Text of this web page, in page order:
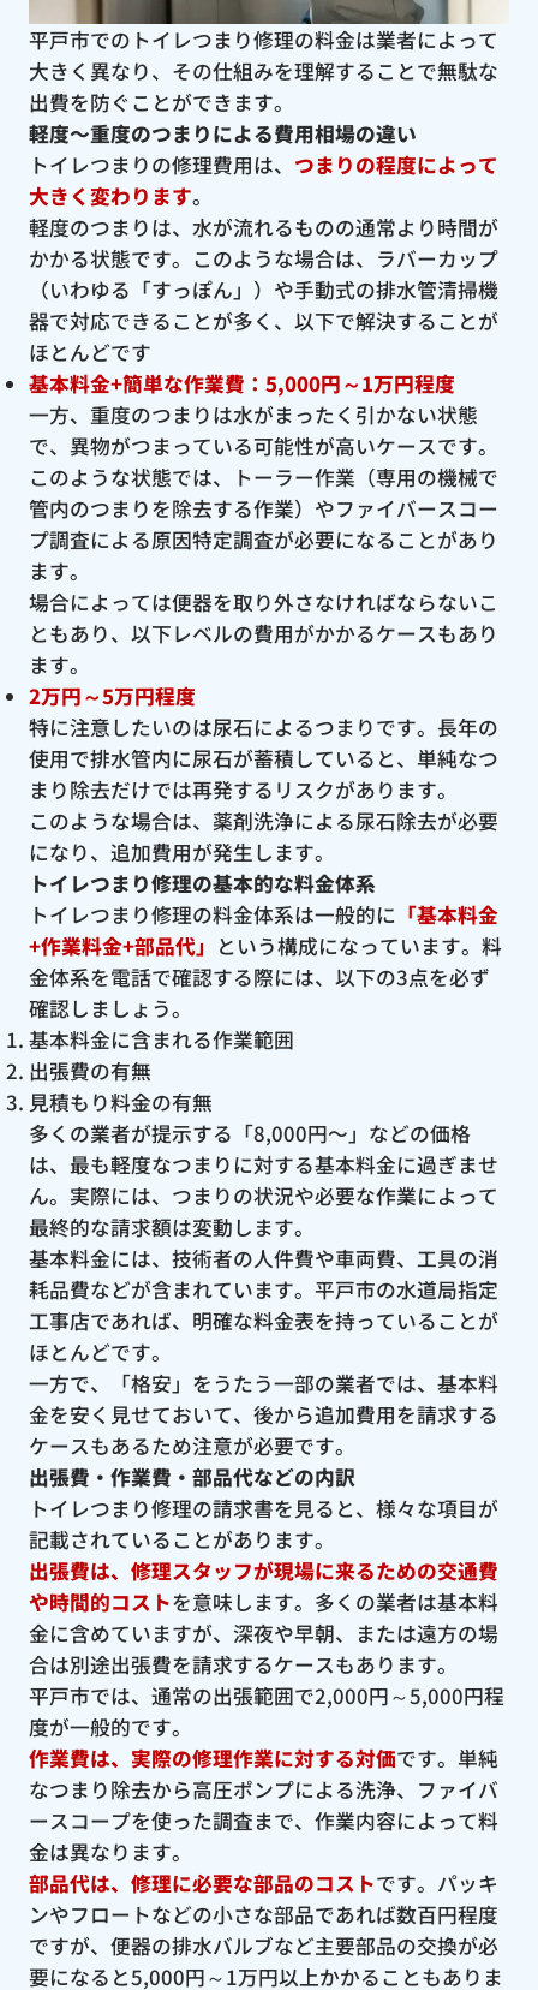
平戸市でのトイレつまり修理の料金は業者によって
大きく異なり、その仕組みを理解することで無駄な
出費を防ぐことができます。
軽度〜重度のつまりによる費用相場の違い
トイレつまりの修理費用は、 つまりの程度によって
大きく変わります。
軽度のつまりは、水が流れるものの通常より時間が
かかる状態です。このような場合は、ラバーカップ
（いわゆる「すっぽん」）や手動式の排水管清掃機
器で対応できることが多く、以下で解決することが
ほとんどです
基本料金+簡単な作業費：5,000円～1万円程度
一方、重度のつまりは水がまったく引かない状態
で、異物がつまっている可能性が高いケースです。
このような状態では、トーラー作業（専用の機械で
管内のつまりを除去する作業）やファイバースコー
プ調査による原因特定調査が必要になることがあり
ます。
場合によっては便器を取り外さなければならないこ
ともあり、以下レベルの費用がかかるケースもあり
ます。
2万円～5万円程度
特に注意したいのは尿石によるつまりです。長年の
使用で排水管内に尿石が蓄積していると、単純なつ
まり除去だけでは再発するリスクがあります。
このような場合は、薬剤洗浄による尿石除去が必要
になり、追加費用が発生します。
トイレつまり修理の基本的な料金体系
トイレつまり修理の料金体系は一般的に 「基本料金
+作業料金+部品代」 という構成になっています。料
金体系を電話で確認する際には、以下の3点を必ず
確認しましょう。
基本料金に含まれる作業範囲
出張費の有無
見積もり料金の有無
多くの業者が提示する「8,000円〜」などの価格
は、最も軽度なつまりに対する基本料金に過ぎませ
ん。実際には、つまりの状況や必要な作業によって
最終的な請求額は変動します。
基本料金には、技術者の人件費や車両費、工具の消
耗品費などが含まれています。平戸市の水道局指定
工事店であれば、明確な料金表を持っていることが
ほとんどです。
一方で、「格安」をうたう一部の業者では、基本料
金を安く見せておいて、後から追加費用を請求する
ケースもあるため注意が必要です。
出張費・作業費・部品代などの内訳
トイレつまり修理の請求書を見ると、様々な項目が
記載されていることがあります。
出張費は、修理スタッフが現場に来るための交通費
や時間的コストを意味します。多くの業者は基本料
金に含めていますが、深夜や早朝、または遠方の場
合は別途出張費を請求するケースもあります。
平戸市では、通常の出張範囲で2,000円～5,000円程
度が一般的です。
作業費は、実際の修理作業に対する対価です。単純
なつまり除去から高圧ポンプによる洗浄、ファイバ
ースコープを使った調査まで、作業内容によって料
金は異なります。
部品代は、修理に必要な部品のコストです。パッキ
ンやフロートなどの小さな部品であれば数百円程度
ですが、便器の排水バルブなど主要部品の交換が必
要になると5,000円～1万円以上かかることもありま